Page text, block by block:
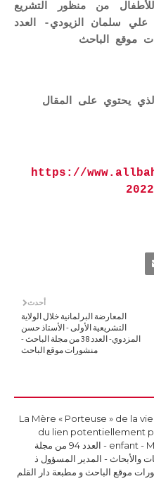
من منظور التشريع
علي سلمان الزيودي- العدد
يحتوي على المقال
https://
أحدث
المعارضة البرلمانية خلال الولاية
التشريعية الأولى - الأستاذ حسن
المزدوي- العدد 38 من مجلة الباحث -
منشورات موقع الباحث
La Mère « Porteuse » de la
du lien potentiellement
enfant - Manal LAMSADDAK - العدد 94 من مجلة
والأبحاث - المدير المسؤول ذ
موقع الباحث و مطبعة دار القلم